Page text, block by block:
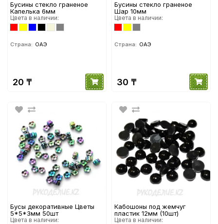
Бусины стекло граненое
Капелька 6мм
Цвета в наличии:
Страна: ОАЭ
20 ₸
Бусины стекло граненое
Шар 10мм
Цвета в наличии:
Страна: ОАЭ
30 ₸
Бусы декоративные Цветы
5*5*3мм 50шт
Цвета в наличии:
Кабошоны под жемчуг
пластик 12мм (10шт)
Цвета в наличии: